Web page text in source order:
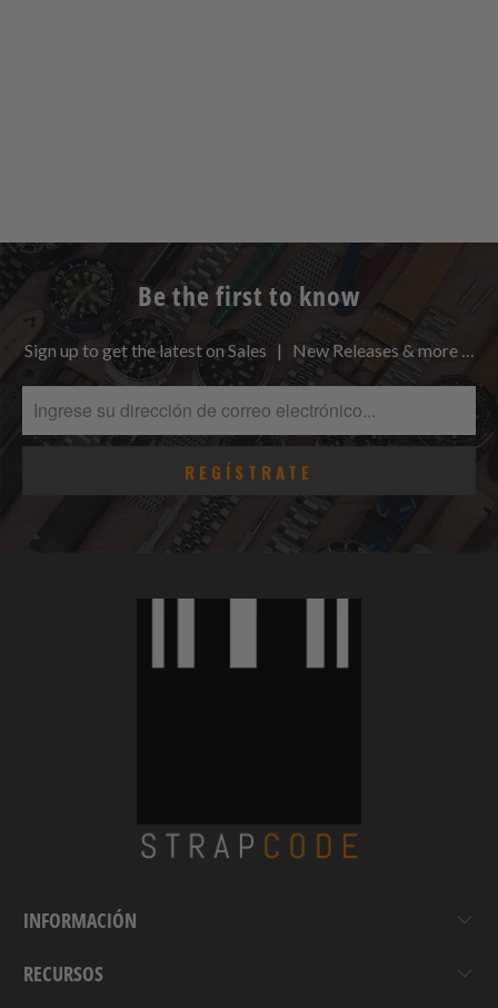
Be the first to know
Sign up to get the latest on Sales | New Releases & more …
INFORMACIÓN
RECURSOS